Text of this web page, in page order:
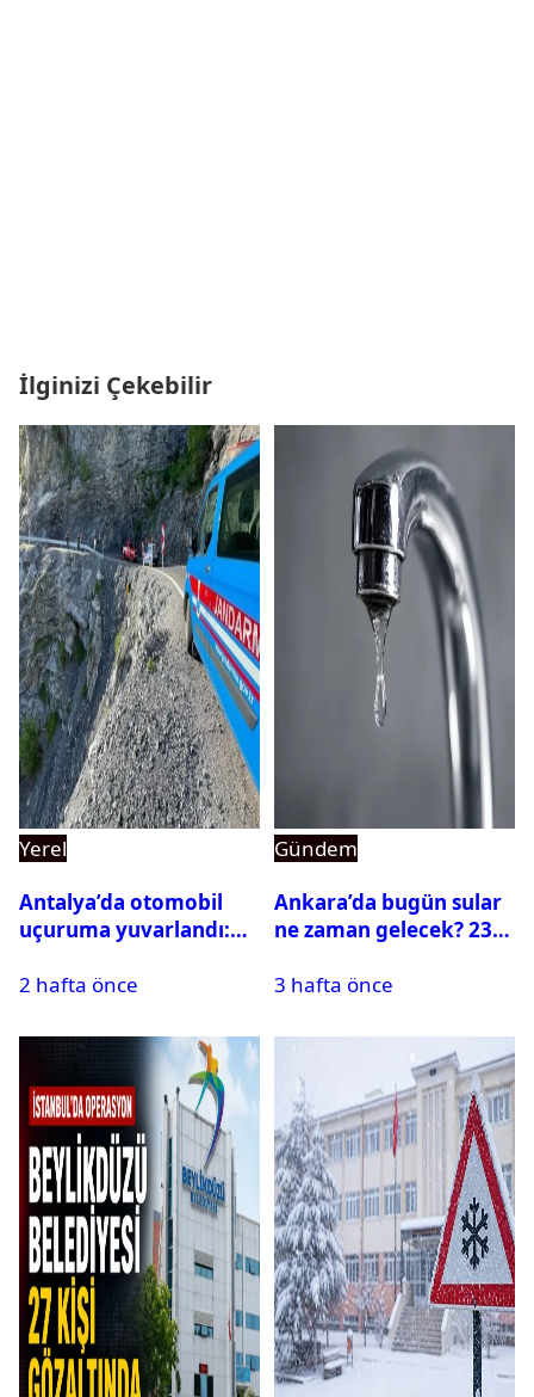
İlginizi Çekebilir
Yerel
Antalya’da otomobil
uçuruma yuvarlandı:
var
2 hafta önce
Gündem
Ankara’da bugün sular
ne zaman gelecek? 23
su kesintisi sorgulama
3 hafta önce